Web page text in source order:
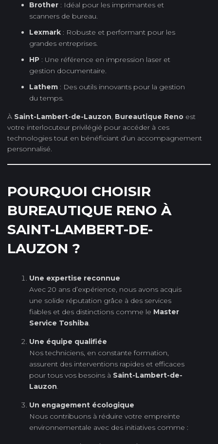
Brother : Idéal pour les imprimantes et
scanners de bureau.
Lexmark : Robuste et performant pour les
grandes entreprises.
HP : Une référence en impression laser et
gestion documentaire.
Lathem : Des outils innovants pour la gestion
du temps.
À Saint-Lambert-de-Lauzon, Bureautique Reno est
votre interlocuteur privilégié pour accéder à ces
technologies tout en bénéficiant d’un accompagnement
personnalisé.
POURQUOI CHOISIR
BUREAUTIQUE RENO À
SAINT-LAMBERT-DE-
LAUZON ?
Une expertise reconnue
Avec 20 ans d’expérience, nous avons acquis
une solide réputation grâce à des services
fiables et des distinctions comme le Master
Service Toshiba.
Une équipe qualifiée
Nos techniciens, en constante formation,
assurent des interventions rapides et efficaces
pour tous vos besoins à Saint-Lambert-de-
Lauzon.
Un engagement écologique
Nous contribuons à réduire votre empreinte
environnementale avec des initiatives comme :